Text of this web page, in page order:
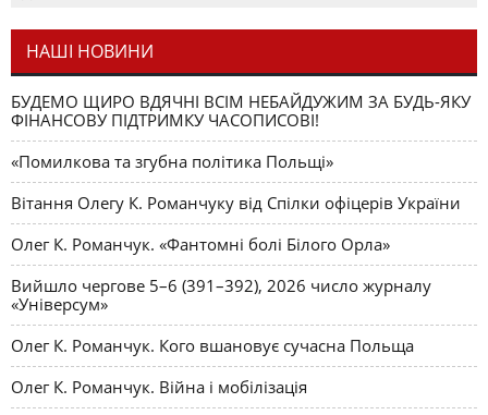
НАШІ НОВИНИ
БУДЕМО ЩИРО ВДЯЧНІ ВСІМ НЕБАЙДУЖИМ ЗА БУДЬ-ЯКУ
ФІНАНСОВУ ПІДТРИМКУ ЧАСОПИСОВІ!
«Помилкова та згубна політика Польщі»
Вітання Олегу К. Романчуку від Спілки офіцерів України
Олег К. Романчук. «Фантомні болі Білого Орла»
Вийшло чергове 5–6 (391–392), 2026 число журналу
«Універсум»
Олег К. Романчук. Кого вшановує сучасна Польща
Олег К. Романчук. Війна і мобілізація